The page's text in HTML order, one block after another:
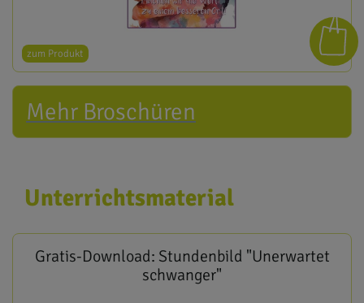
zum Produkt
Mehr Broschüren
Unterrichtsmaterial
Gratis-Download: Stundenbild "Unerwartet
schwanger"